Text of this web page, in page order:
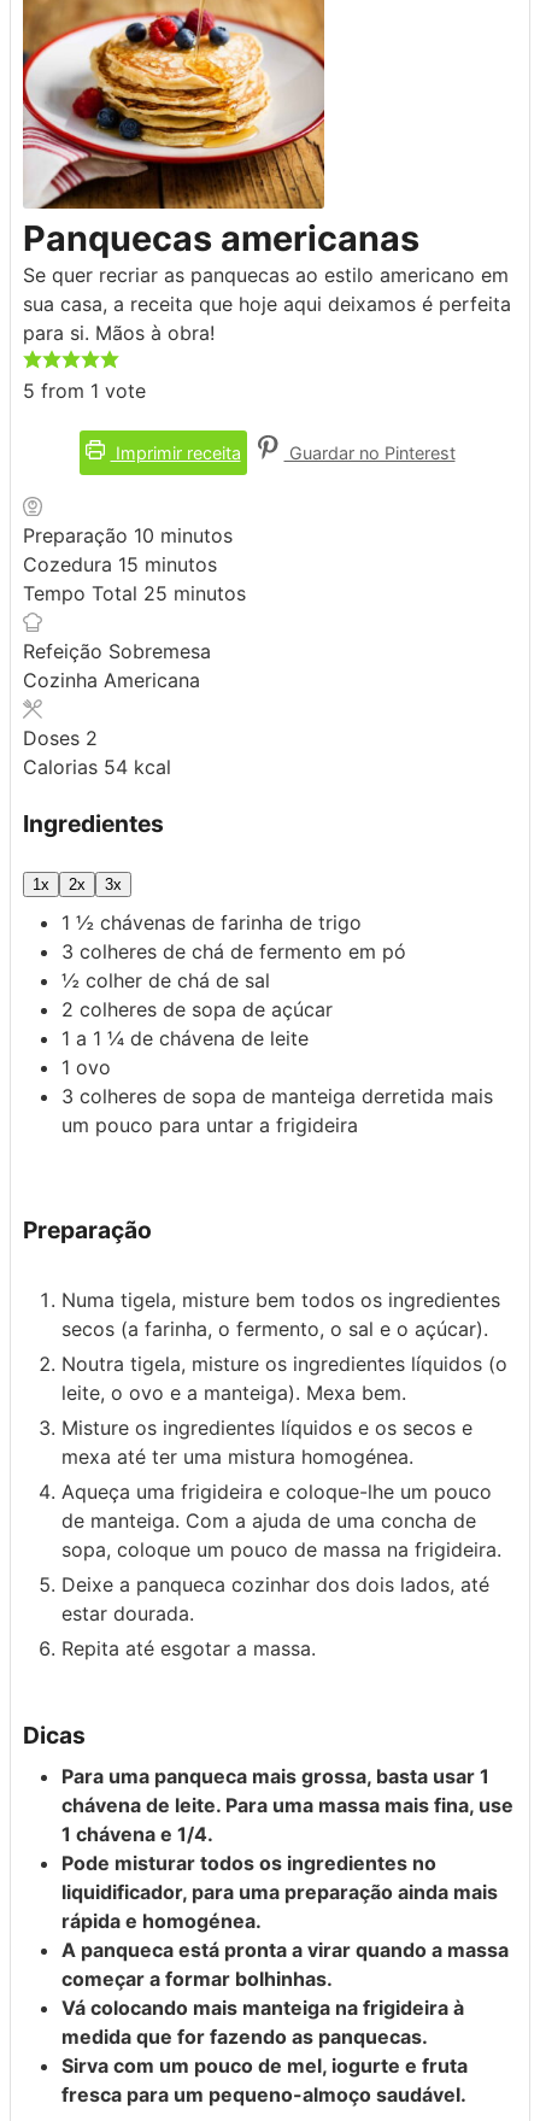
Panquecas americanas
Se quer recriar as panquecas ao estilo americano em
sua casa, a receita que hoje aqui deixamos é perfeita
para si. Mãos à obra!
5 from 1 vote
Imprimir receita Guardar no Pinterest
Preparação 10 minutos
minutos
Cozedura 15 minutos
minutos
Tempo Total 25 minutos
minutos
Refeição Sobremesa
Cozinha Americana
Doses 2
Calorias 54 kcal
Ingredientes
1x 2x 3x
1 ½ chávenas de farinha de trigo
3 colheres de chá de fermento em pó
½ colher de chá de sal
2 colheres de sopa de açúcar
1 a 1 ¼ de chávena de leite
1 ovo
3 colheres de sopa de manteiga derretida mais
um pouco para untar a frigideira
Preparação
Numa tigela, misture bem todos os ingredientes
secos (a farinha, o fermento, o sal e o açúcar).
Noutra tigela, misture os ingredientes líquidos (o
leite, o ovo e a manteiga). Mexa bem.
Misture os ingredientes líquidos e os secos e
mexa até ter uma mistura homogénea.
Aqueça uma frigideira e coloque-lhe um pouco
de manteiga. Com a ajuda de uma concha de
sopa, coloque um pouco de massa na frigideira.
Deixe a panqueca cozinhar dos dois lados, até
estar dourada.
Repita até esgotar a massa.
Dicas
Para uma panqueca mais grossa, basta usar 1
chávena de leite. Para uma massa mais fina, use
1 chávena e 1/4.
Pode misturar todos os ingredientes no
liquidificador, para uma preparação ainda mais
rápida e homogénea.
A panqueca está pronta a virar quando a massa
começar a formar bolhinhas.
Vá colocando mais manteiga na frigideira à
medida que for fazendo as panquecas.
Sirva com um pouco de mel, iogurte e fruta
fresca para um pequeno-almoço saudável.